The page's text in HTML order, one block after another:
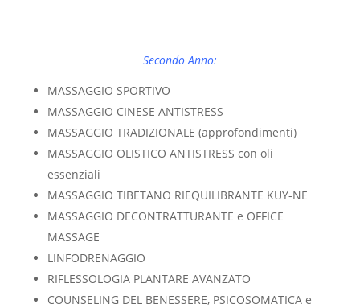
Secondo Anno:
MASSAGGIO SPORTIVO
MASSAGGIO CINESE ANTISTRESS
MASSAGGIO TRADIZIONALE (approfondimenti)
MASSAGGIO OLISTICO ANTISTRESS con oli
essenziali
MASSAGGIO TIBETANO RIEQUILIBRANTE KUY-NE
MASSAGGIO DECONTRATTURANTE e OFFICE
MASSAGE
LINFODRENAGGIO
RIFLESSOLOGIA PLANTARE AVANZATO
COUNSELING DEL BENESSERE, PSICOSOMATICA e